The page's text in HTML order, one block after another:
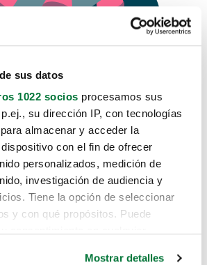
sus datos
1022 socios procesamos sus
su dirección IP, con tecnologías
almacenar y acceder la
con el fin de ofrecer
personalizados, medición de
investigación de audiencia y
Tiene la opción de seleccionar
y con qué propósitos. Puede
Mostrar detalles
no sabemos como
hasta aquí.
el coche que estás
de estos enlaces: